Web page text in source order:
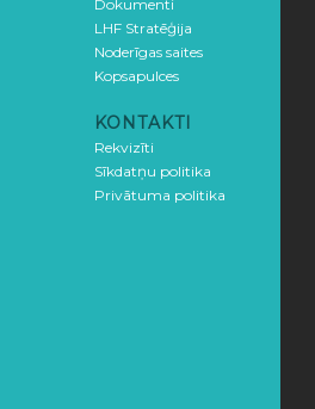
Dokumenti
LHF Stratēģija
Noderīgas saites
Kopsapulces
KONTAKTI
Rekvizīti
Sīkdatņu politika
Privātuma politika